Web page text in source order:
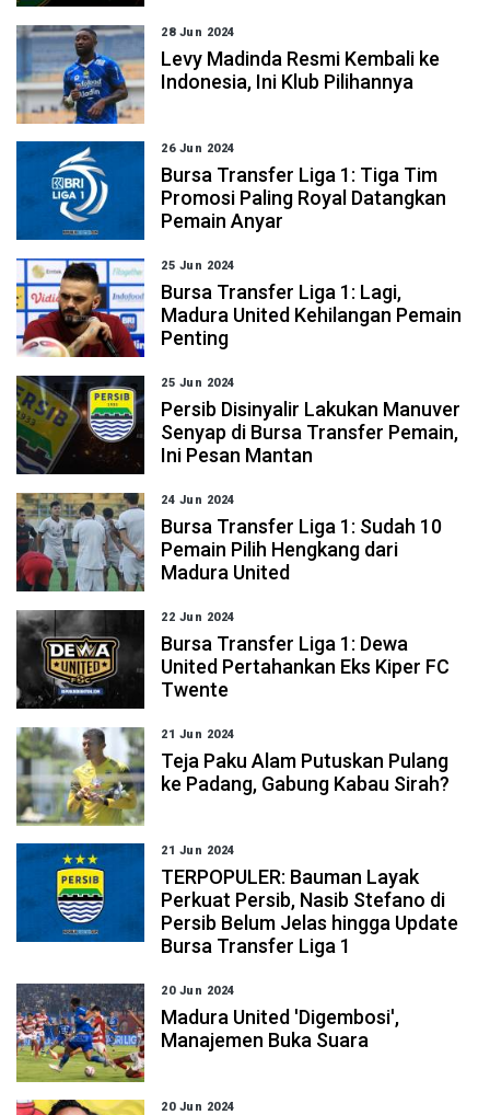
28 Jun 2024
Levy Madinda Resmi Kembali ke
Indonesia, Ini Klub Pilihannya
26 Jun 2024
Bursa Transfer Liga 1: Tiga Tim
Promosi Paling Royal Datangkan
Pemain Anyar
25 Jun 2024
Bursa Transfer Liga 1: Lagi,
Madura United Kehilangan Pemain
Penting
25 Jun 2024
Persib Disinyalir Lakukan Manuver
Senyap di Bursa Transfer Pemain,
Ini Pesan Mantan
24 Jun 2024
Bursa Transfer Liga 1: Sudah 10
Pemain Pilih Hengkang dari
Madura United
22 Jun 2024
Bursa Transfer Liga 1: Dewa
United Pertahankan Eks Kiper FC
Twente
21 Jun 2024
Teja Paku Alam Putuskan Pulang
ke Padang, Gabung Kabau Sirah?
21 Jun 2024
TERPOPULER: Bauman Layak
Perkuat Persib, Nasib Stefano di
Persib Belum Jelas hingga Update
Bursa Transfer Liga 1
20 Jun 2024
Madura United 'Digembosi',
Manajemen Buka Suara
20 Jun 2024